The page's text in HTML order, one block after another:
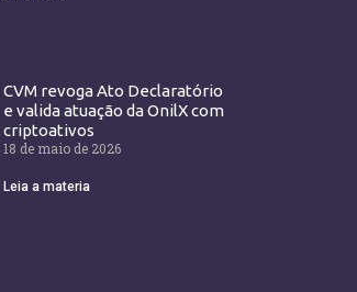
CVM revoga Ato Declaratório
e valida atuação da OnilX com
criptoativos
18 de maio de 2026
Leia a materia